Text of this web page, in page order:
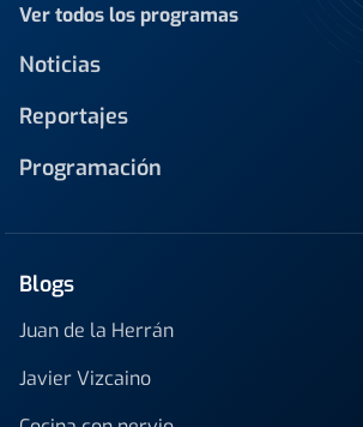
Ver todos los programas
Noticias
Reportajes
Programación
Blogs
Juan de la Herrán
Javier Vizcaino